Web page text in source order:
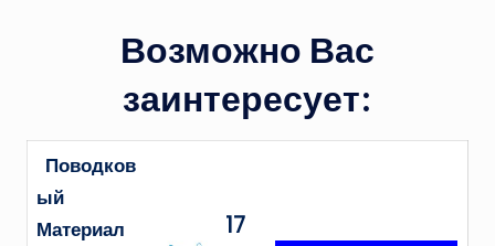
Возможно Вас
заинтересует:
Поводков
ый
Материал
17